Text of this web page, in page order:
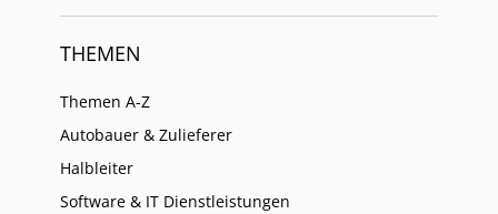
THEMEN
Themen A-Z
Autobauer & Zulieferer
Halbleiter
Software & IT Dienstleistungen